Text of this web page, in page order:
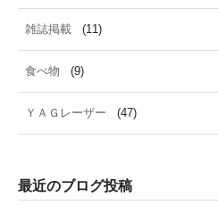
雑誌掲載 (11)
食べ物 (9)
ＹＡＧレーザー (47)
最近のブログ投稿